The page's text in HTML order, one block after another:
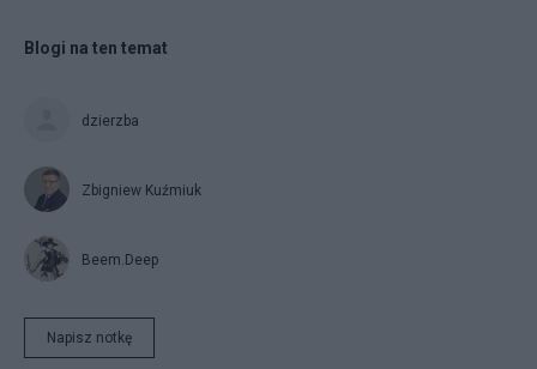
Blogi na ten temat
dzierzba
Zbigniew Kuźmiuk
Beem.Deep
Napisz notkę